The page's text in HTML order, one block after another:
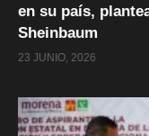
en su país,
Sheinbaum
23 JUNIO, 2026